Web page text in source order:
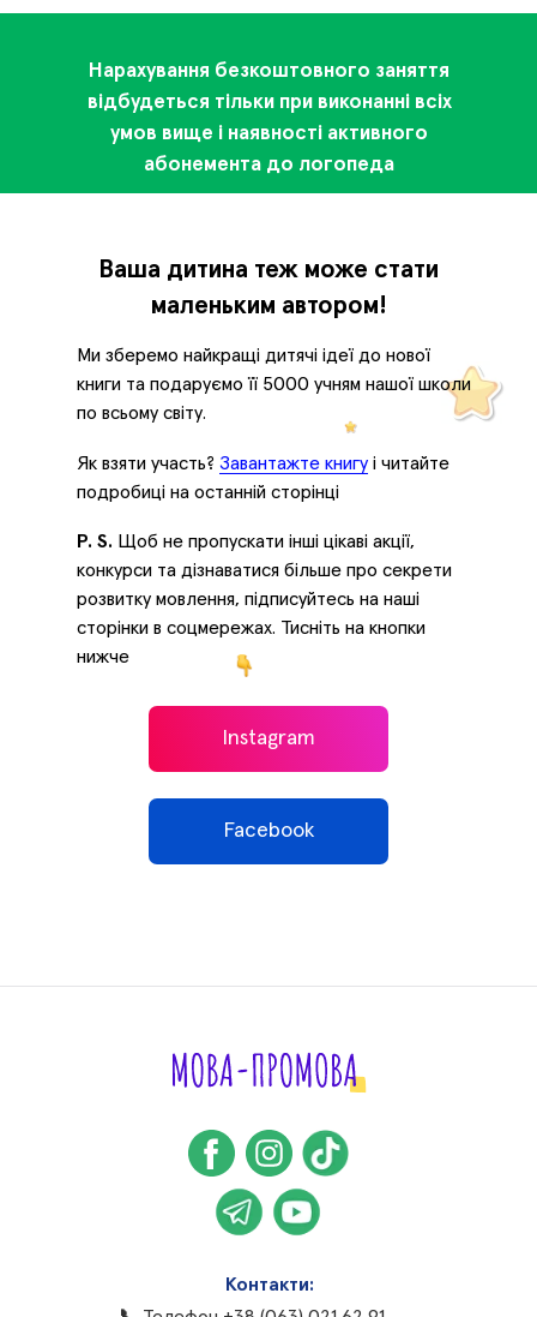
Нарахування безкоштовного заняття
відбудеться тільки при виконанні всіх
умов вище і наявності активного
абонемента до логопеда
Ваша дитина теж може стати
маленьким автором!
Ми зберемо найкращі дитячі ідеї до нової
книги та подаруємо її 5000 учням нашої школи
по всьому світу.
Як взяти участь? Завантажте книгу і читайте
подробиці на останній сторінці
P. S. Щоб не пропускати інші цікаві акції,
конкурси та дізнаватися більше про секрети
розвитку мовлення, підписуйтесь на наші
сторінки в соцмережах. Тисніть на кнопки
нижче
Instagram
Facebook
Контакти: